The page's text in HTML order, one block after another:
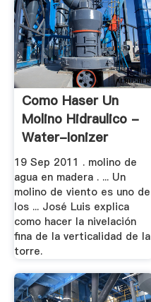
Como Haser Un
Molino Hidraulico -
Water-Ionizer
19 Sep 2011 . molino de
agua en madera . ... Un
molino de viento es uno de
los ... José Luis explica
como hacer la nivelación
fina de la verticalidad de la
torre.